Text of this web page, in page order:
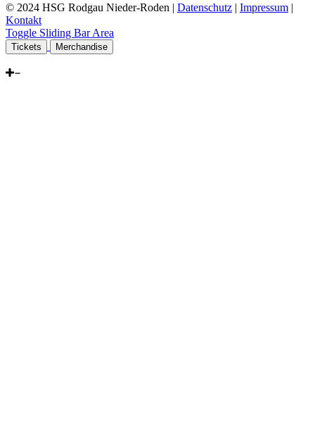
© 2024 HSG Rodgau Nieder-Roden | Datenschutz | Impressum |
Kontakt
Toggle Sliding Bar Area
Tickets Merchandise